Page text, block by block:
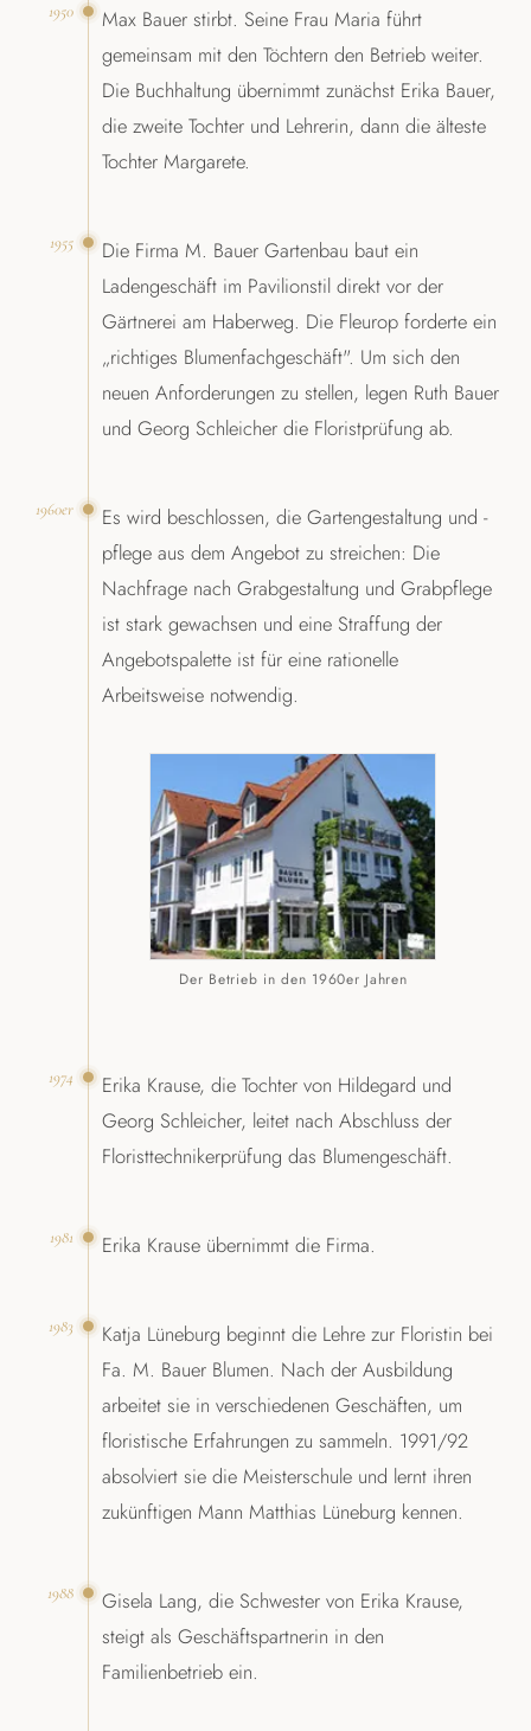
1950
Max Bauer stirbt. Seine Frau Maria führt
gemeinsam mit den Töchtern den Betrieb weiter.
Die Buchhaltung übernimmt zunächst Erika Bauer,
die zweite Tochter und Lehrerin, dann die älteste
Tochter Margarete.
1955
Die Firma M. Bauer Gartenbau baut ein
Ladengeschäft im Pavilionstil direkt vor der
Gärtnerei am Haberweg. Die Fleurop forderte ein
„richtiges Blumenfachgeschäft". Um sich den
neuen Anforderungen zu stellen, legen Ruth Bauer
und Georg Schleicher die Floristprüfung ab.
1960er
Es wird beschlossen, die Gartengestaltung und -
pflege aus dem Angebot zu streichen: Die
Nachfrage nach Grabgestaltung und Grabpflege
ist stark gewachsen und eine Straffung der
Angebotspalette ist für eine rationelle
Arbeitsweise notwendig.
Der Betrieb in den 1960er Jahren
1974
Erika Krause, die Tochter von Hildegard und
Georg Schleicher, leitet nach Abschluss der
Floristtechnikerprüfung das Blumengeschäft.
1981 Erika Krause übernimmt die Firma.
1983
Katja Lüneburg beginnt die Lehre zur Floristin bei
Fa. M. Bauer Blumen. Nach der Ausbildung
arbeitet sie in verschiedenen Geschäften, um
floristische Erfahrungen zu sammeln. 1991/92
absolviert sie die Meisterschule und lernt ihren
zukünftigen Mann Matthias Lüneburg kennen.
1988
Gisela Lang, die Schwester von Erika Krause,
steigt als Geschäftspartnerin in den
Familienbetrieb ein.